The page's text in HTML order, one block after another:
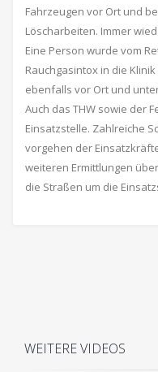
Fahrzeugen vor Ort und
Löscharbeiten. Immer
Eine Person wurde vom
Rauchgasintox in die
ebenfalls vor Ort und
Auch das THW sowie der
Einsatzstelle. Zahlreiche
vorgehen der
weiteren Ermittlungen
die Straßen um die
WEITERE VIDEOS